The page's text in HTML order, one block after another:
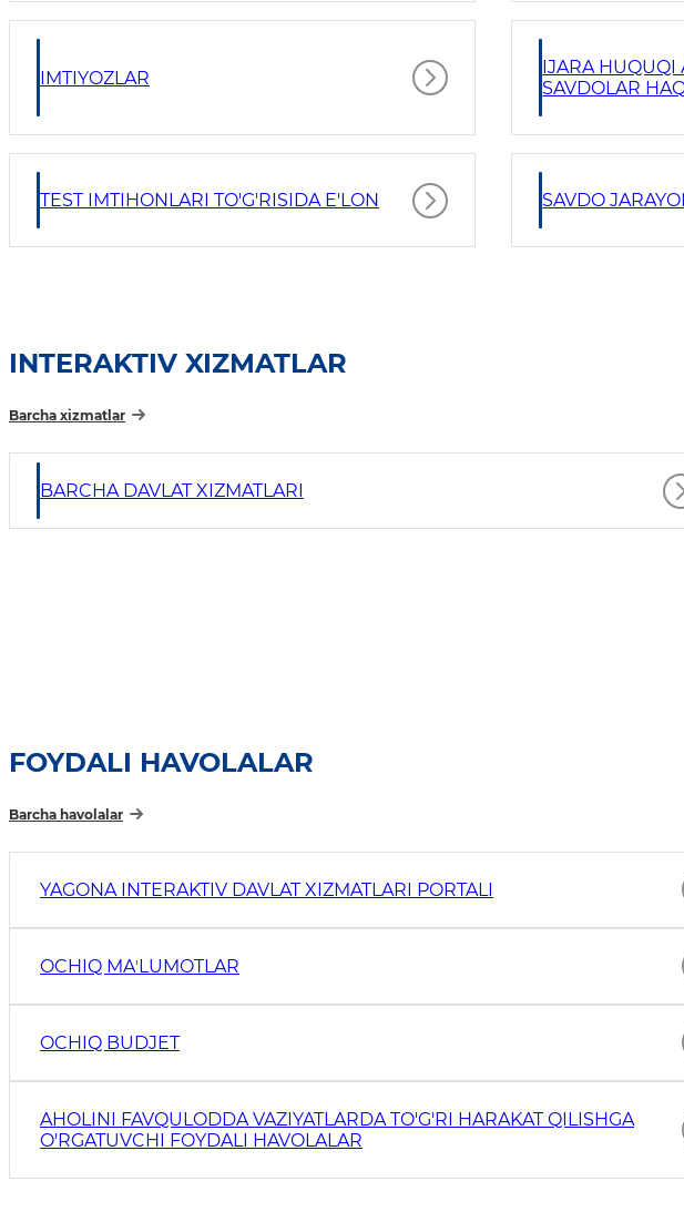
IMTIYOZLAR
IJARA HUQUQI
SAVDOLAR
TEST IMTIHONLARI TO'G'RISIDA E'LON SAVDO
INTERAKTIV XIZMATLAR
Barcha xizmatlar
BARCHA DAVLAT XIZMATLARI
FOYDALI HAVOLALAR
Barcha havolalar
YAGONA INTERAKTIV DAVLAT XIZMATLARI PORTALI
OCHIQ MAʼLUMOTLAR
OCHIQ BUDJET
AHOLINI FAVQULODDA VAZIYATLARDA TO'G'RI HARAKAT QILISHGA
O'RGATUVCHI FOYDALI HAVOLALAR